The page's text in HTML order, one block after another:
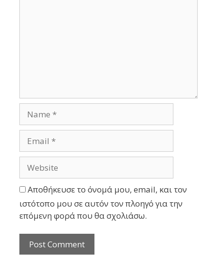
Αποθήκευσε το όνομά μου, email, και τον
ιστότοπο μου σε αυτόν τον πλοηγό για την
επόμενη φορά που θα σχολιάσω.